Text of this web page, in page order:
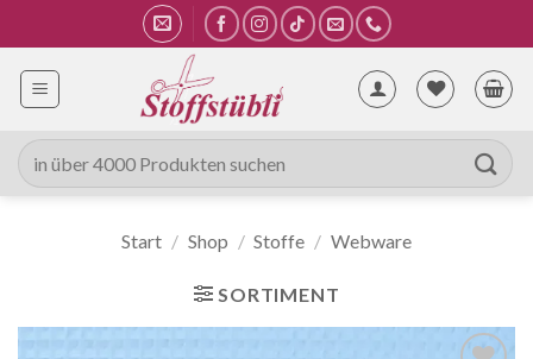
Inhalt
springen
Suche
nach:
Start / Shop / Stoffe / Webware
SORTIMENT